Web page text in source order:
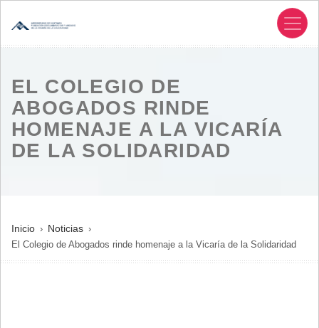
EL COLEGIO DE
ABOGADOS RINDE
HOMENAJE A LA VICARÍA
DE LA SOLIDARIDAD
SOBRESCRIBIR
ENLACES
DE
Inicio Noticias
El Colegio de Abogados rinde homenaje a la Vicaría de la Solidaridad